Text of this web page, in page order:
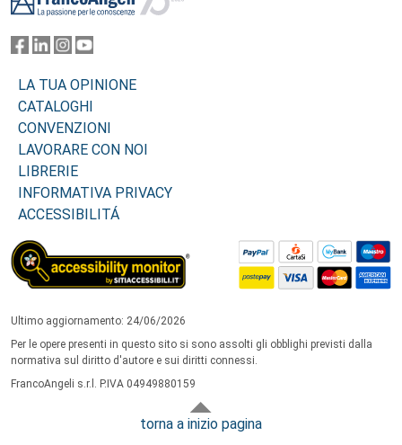
LA TUA OPINIONE
CATALOGHI
CONVENZIONI
LAVORARE CON NOI
LIBRERIE
INFORMATIVA PRIVACY
ACCESSIBILITÁ
Ultimo aggiornamento: 24/06/2026
Per le opere presenti in questo sito si sono assolti gli obblighi previsti dalla
normativa sul diritto d'autore e sui diritti connessi.
FrancoAngeli s.r.l. P.IVA 04949880159
torna a inizio pagina